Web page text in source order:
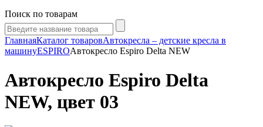
Поиск по товарам
ГлавнаяКаталог товаровАвтокресла – детские кресла в
машинуESPIROАвтокресло Espiro Delta NEW
Автокресло Espiro Delta
NEW, цвет 03